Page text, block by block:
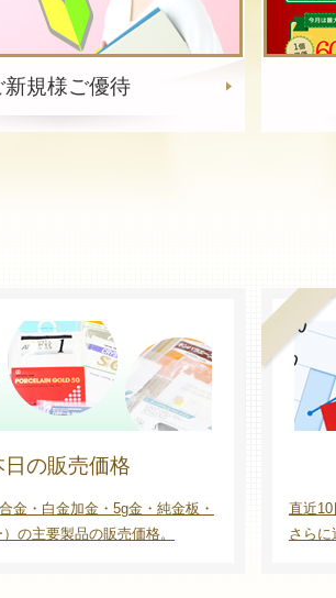
新たに歯科医院検索サイトを公開
の歯科医院を検索出来る歯科医院検索サイトを新
をみる
科材料や、歯科貴金属スクラップのご売却を希望
新規様ご優待
日の販売価格
金・白金加金・5g金・純金板・
の主要製品の販売価格。
直近
さらに